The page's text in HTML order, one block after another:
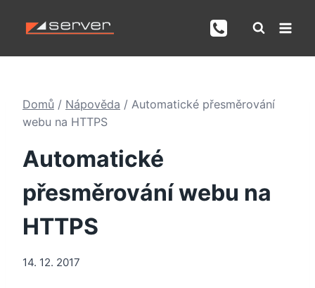
Domů / Nápověda / Automatické přesměrování
webu na HTTPS
Automatické
přesměrování webu na
HTTPS
14. 12. 2017